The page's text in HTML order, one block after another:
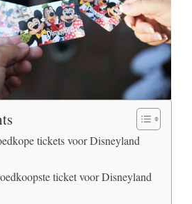
tickets voor Disneyland
ticket voor Disneyland